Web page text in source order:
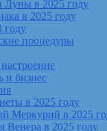
Луны в 2025 году
в 2025 году
году
процедуры
и бизнес
в 2025 году
Меркурий в 2025
Венера в 2025 году